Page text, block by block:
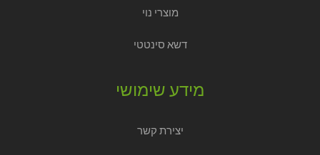
מוצרי נוי
דשא סינטטי
מידע שימושי
יצירת קשר